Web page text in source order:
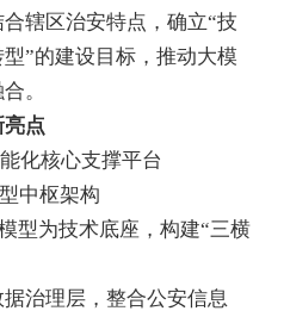
辖区治安特点，确立“技
”的建设目标，推动大模
。
点
化核心支撑平台
型中枢架构
型为技术底座，构建“三横
治理层，整合公安信息